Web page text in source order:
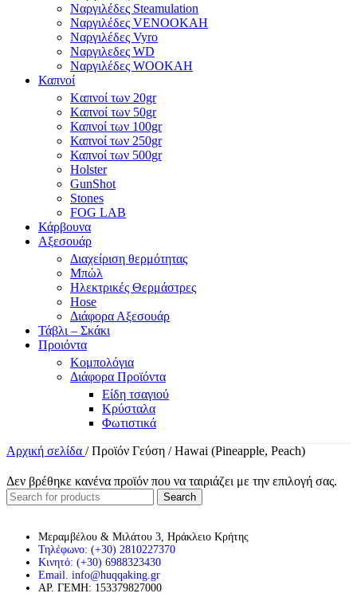
Ναργιλέδες Steamulation
Ναργιλέδες VENOOKAH
Ναργιλέδες Vyro
Ναργιλεδες WD
Ναργιλέδες WOOKAH
Καπνοί
Kαπνοί των 20gr
Kαπνοί των 50gr
Καπνοί των 100gr
Καπνοί των 250gr
Καπνοί των 500gr
Holster
GunShot
Stones
FOG LAB
Κάρβουνα
Αξεσουάρ
Διαχείριση θερμότητας
Μπώλ
Ηλεκτρικές Θερμάστρες
Hose
Διάφορα Αξεσουάρ
Τάβλι – Σκάκι
Προιόντα
Κομπολόγια
Διάφορα Προϊόντα
Είδη τσαγιού
Κρύσταλα
Φωτιστικά
Αρχική σελίδα / Προϊόν Γεύση / Hawai (Pineapple, Peach)
Δεν βρέθηκε κανένα προϊόν που να ταιριάζει με την επιλογή σας.
Search
Μεραμβέλου & Μιλάτου 3, Ηράκλειο Κρήτης
Τηλέφωνο: (+30) 2810227370
Κινητό: (+30) 6988323430
Email. info@huqqaking.gr
ΑΡ. ΓΕΜΗ: 153379827000